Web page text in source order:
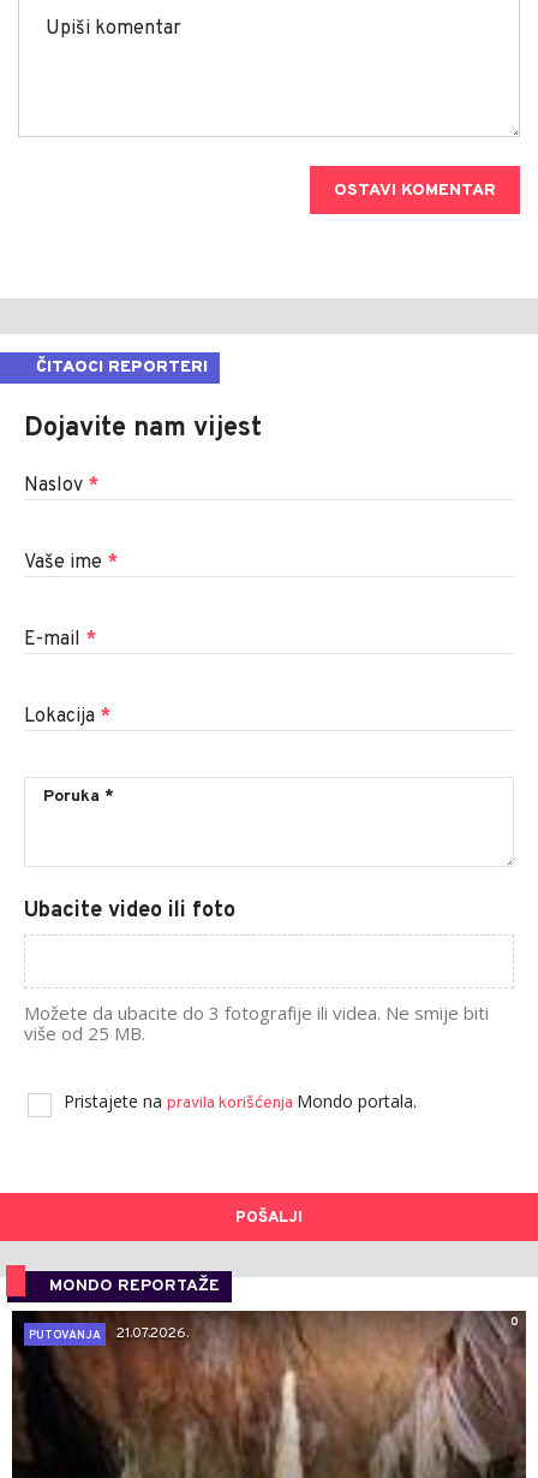
OSTAVI KOMENTAR
ČITAOCI REPORTERI
Dojavite nam vijest
Naslov *
Vaše ime *
E-mail *
Lokacija *
Ubacite video ili foto
Možete da ubacite do 3 fotografije ili videa. Ne smije biti
više od 25 MB.
Pristajete na pravila korišćenja Mondo portala.
POŠALJI
MONDO REPORTAŽE
0
PUTOVANJA
21.07.2026.